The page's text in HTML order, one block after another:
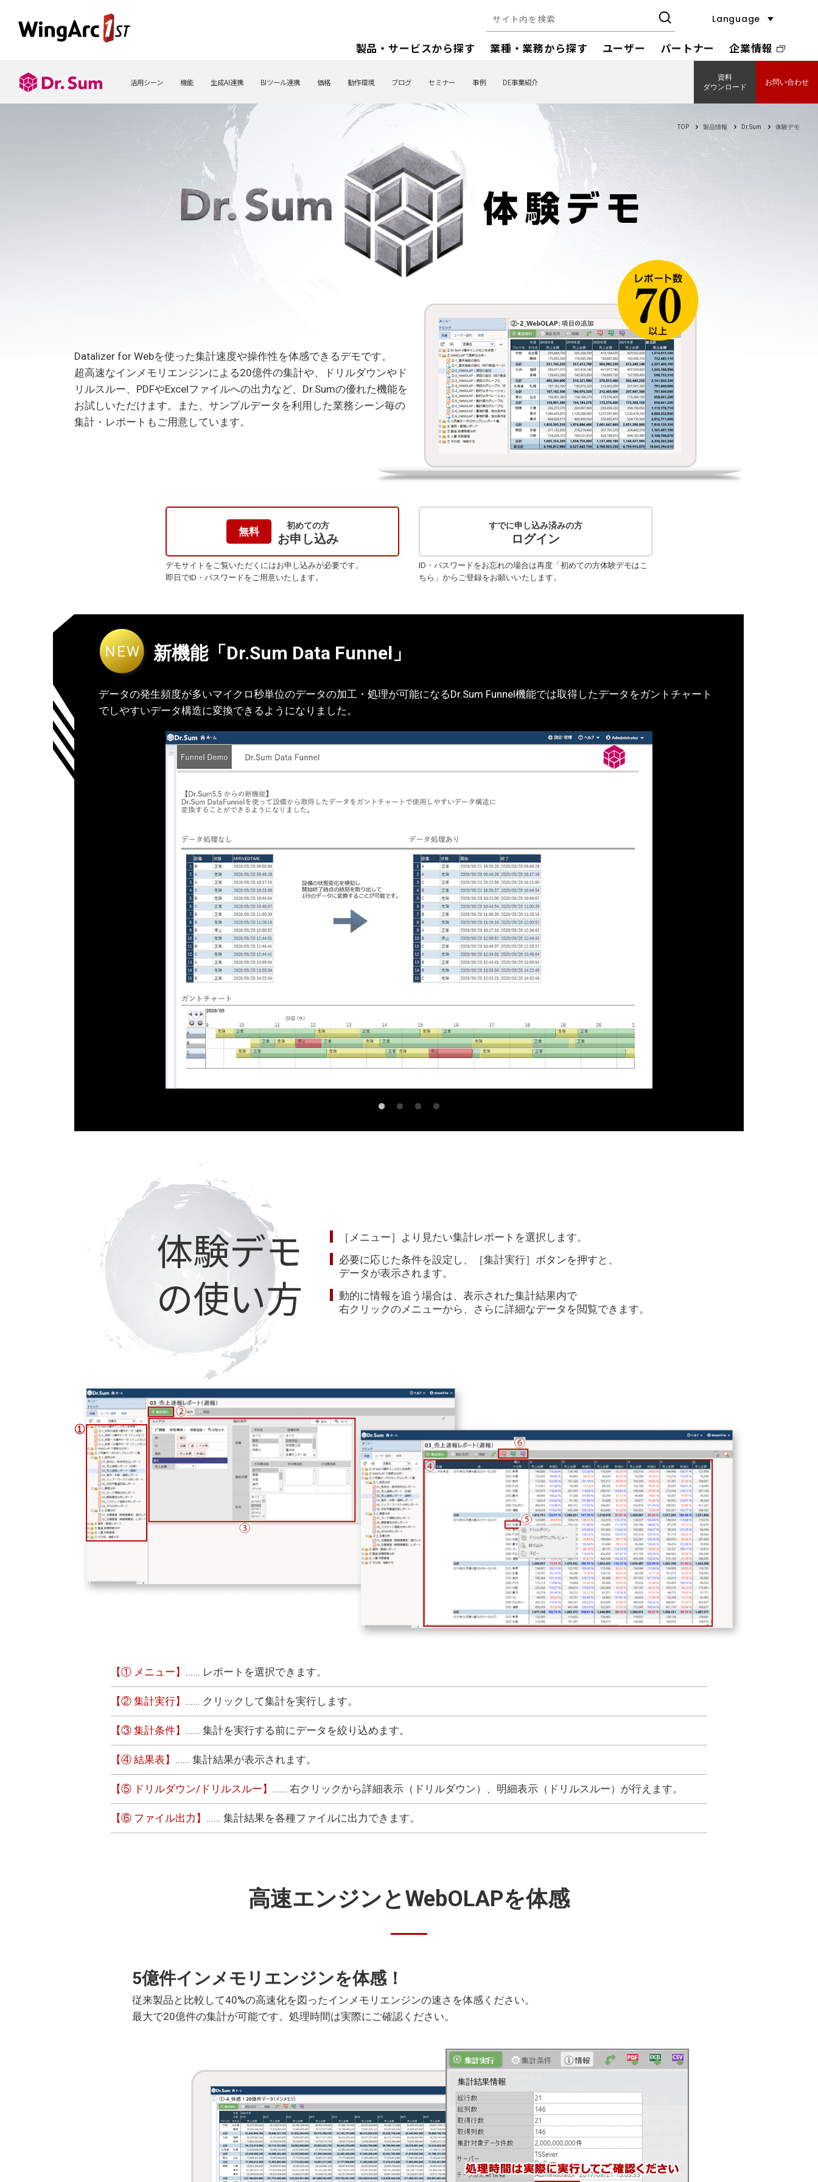
製品・サービスから探す 業種・業務から探す ユーザー パートナー 企業情報
Language
活用シーン 機能 生成AI連携 BIツール連携 価格 動作環境 ブログ セミナー 事例 DE事業紹介
資料
ダウンロード
お問い合わせ
TOP 製品情報 Dr.Sum 体験デモ
Datalizer for Webを使った集計速度や操作性を体感できるデモです。
超高速なインメモリエンジンによる20億件の集計や、ドリルダウンやド
リルスルー、PDFやExcelファイルへの出力など、Dr.Sumの優れた機能を
お試しいただけます。また、サンプルデータを利用した業務シーン毎の
集計・レポートもご用意しています。
無料 初めての方
お申し込み
デモサイトをご覧いただくにはお申し込みが必要です。
即日でID・パスワードをご用意いたします。
すでに申し込み済みの方
ログイン
ID・パスワードをお忘れの場合は再度「初めての方体験デモはこ
ちら」からご登録をお願いいたします。
記述でき、イン
新機能「Dr.Sum Data Funnel」
データの発生頻度が多いマイクロ秒単位のデータの加工・処理が可能になるDr.Sum Funnel機能では取得したデータをガントチャート
でしやすいデータ構造に変換できるようになりました。
体験デモ
の使い方
［メニュー］より見たい集計レポートを選択します。
必要に応じた条件を設定し、［集計実行］ボタンを押すと、
データが表示されます。
動的に情報を追う場合は、表示された集計結果内で
右クリックのメニューから、さらに詳細なデータを閲覧できます。
【① メニュー】 ...... レポートを選択できます。
【② 集計実行】 ...... クリックして集計を実行します。
【③ 集計条件】 ...... 集計を実行する前にデータを絞り込めます。
【④ 結果表】 ...... 集計結果が表示されます。
【⑤ ドリルダウン/ドリルスルー】 ...... 右クリックから詳細表示（ドリルダウン）、明細表示（ドリルスルー）が行えます。
【⑥ ファイル出力】 ...... 集計結果を各種ファイルに出力できます。
高速エンジンとWebOLAPを体感
5億件インメモリエンジンを体感！
従来製品と比較して40%の高速化を図ったインメモリエンジンの速さを体感ください。
最大で20億件の集計が可能です。処理時間は実際にご確認ください。